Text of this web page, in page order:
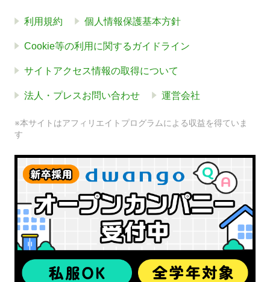
利用規約 個人情報保護基本方針
Cookie等の利用に関するガイドライン
サイトアクセス情報の取得について
法人・プレスお問い合わせ 運営会社
※本サイトはアフィリエイトプログラムによる収益を得ていま
す